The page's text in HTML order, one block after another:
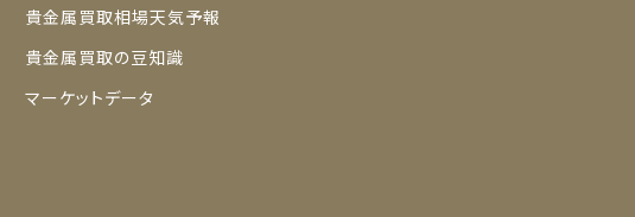
貴金属買取相場天気予報
貴金属買取の豆知識
マーケットデータ